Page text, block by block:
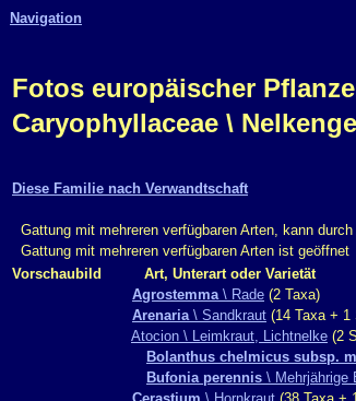
Navigation
Fotos europäischer
Caryophyllaceae \
Diese Familie nach Verwandtschaft
Gattung mit mehreren verfügbaren Arten, kann
Gattung mit mehreren verfügbaren Arten ist geöffnet
Vorschaubild
Art, Unterart oder Varietät
Agrostemma\ Rade (2 Taxa)
Arenaria\ Sandkraut (14 Taxa + 1
Atocion \ Leimkraut, Lichtnelke (2
Bolanthus chelmicus subsp.
Bufonia perennis \ Mehrjährige